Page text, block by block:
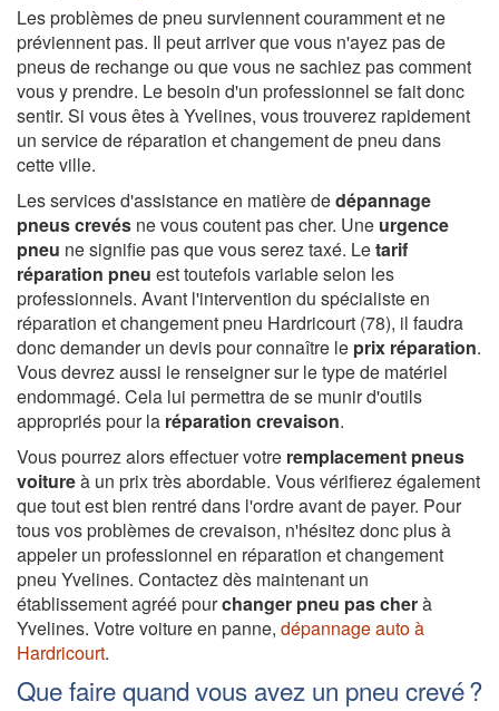
Les problèmes de pneu surviennent couramment et ne
préviennent pas. Il peut arriver que vous n'ayez pas de
pneus de rechange ou que vous ne sachiez pas comment
vous y prendre. Le besoin d'un professionnel se fait donc
sentir. Si vous êtes à Yvelines, vous trouverez rapidement
un service de réparation et changement de pneu dans
cette ville.
Les services d'assistance en matière dedépannage
pneus crevés ne vous coutent pas cher. Une urgence
pneu ne signifie pas que vous serez taxé. Letarif
réparation pneu est toutefois variable selon les
professionnels. Avant l'intervention du spécialiste en
réparation et changement pneu Hardricourt (78), il faudra
donc demander un devis pour connaître le prix réparation.
Vous devrez aussi le renseigner sur le type de matériel
endommagé. Cela lui permettra de se munir d'outils
appropriés pour la réparation crevaison.
Vous pourrez alors effectuer votre remplacement pneus
voitureà un prix très abordable. Vous vérifierez également
que tout est bien rentré dans l'ordre avant de payer. Pour
tous vos problèmes de crevaison, n'hésitez donc plus à
appeler un professionnel en réparation et changement
pneu Yvelines. Contactez dès maintenant un
établissement agréé pourchanger pneu pas cherà
Yvelines. Votre voiture en panne, dépannage auto à
Hardricourt.
Que faire quand vous avez un pneu crevé ?